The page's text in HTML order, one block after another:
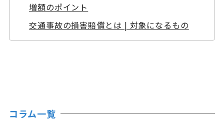
増額のポイント
交通事故の損害賠償とは | 対象になるもの
コラム一覧